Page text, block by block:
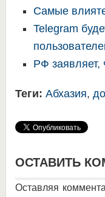
Самые
Telegram
РФ заявляет,
Теги: Абхазия,
ОСТАВИТЬ
Оставляя